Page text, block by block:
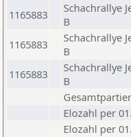
1165883
Schachrallye
B
1165883
Schachrallye
B
1165883
Schachrallye
B
Elozahl per
Elozahl per